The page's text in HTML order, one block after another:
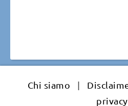
Chi siamo |
privacy